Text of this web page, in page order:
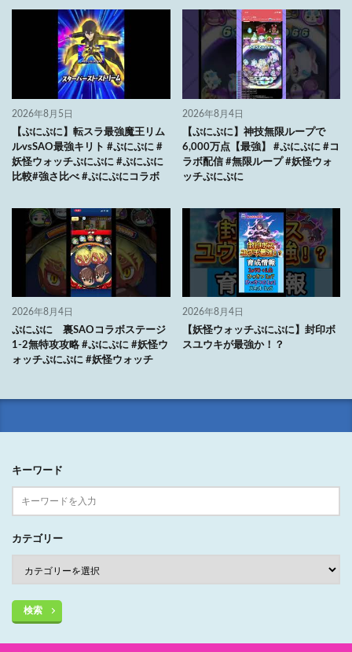
2026年8月5日
【ぷにぷに】転スラ最強魔王リム
ルvsSAO最強キリト #ぷにぷに #
妖怪ウォッチぷにぷに #ぷにぷに
比較#強さ比べ #ぷにぷにコラボ
2026年8月4日
【ぷにぷに】神技無限ループで
6,000万点【最強】 #ぷにぷに #コ
ラボ配信 #無限ループ #妖怪ウォ
ッチぷにぷに
2026年8月4日
ぷにぷに 裏SAOコラボステージ
1-2無特攻攻略 #ぷにぷに #妖怪ウ
ォッチぷにぷに #妖怪ウォッチ
2026年8月4日
【妖怪ウォッチぷにぷに】封印ボ
スユウキが最強か！？
キーワード
カテゴリー
検索